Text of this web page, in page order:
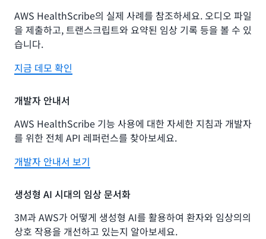
AWS HealthScribe의 실제 사례를 참조하세요. 오디오 파일
을 제출하고, 트랜스크립트와 요약된 임상 기록 등을 볼 수 있
습니다.
지금 데모 확인
개발자 안내서
AWS HealthScribe 기능 사용에 대한 자세한 지침과 개발자
를 위한 전체 API 레퍼런스를 찾아보세요.
개발자 안내서 보기
생성형 AI 시대의 임상 문서화
3M과 AWS가 어떻게 생성형 AI를 활용하여 환자와 임상의의
상호 작용을 개선하고 있는지 알아보세요.